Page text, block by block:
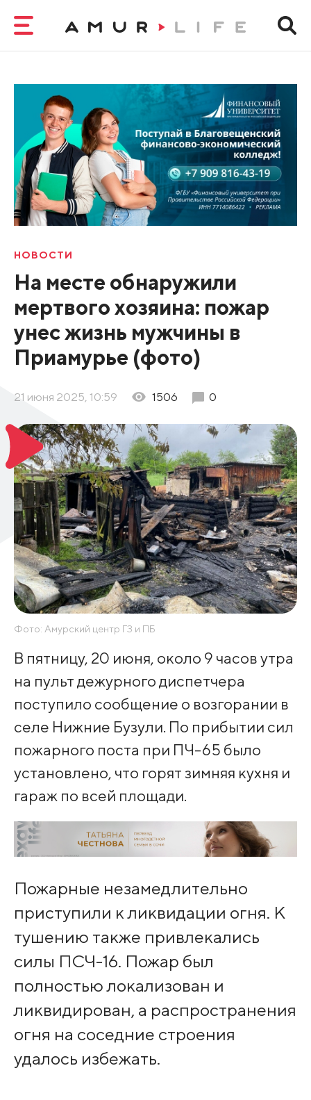
НОВОСТИ
На месте обнаружили
мертвого хозяина: пожар
унес жизнь мужчины в
Приамурье (фото)
21 июня 2025, 10:59 1506 0
Фото: Амурский центр ГЗ и ПБ
В пятницу, 20 июня, около 9 часов утра
на пульт дежурного диспетчера
поступило сообщение о возгорании в
селе Нижние Бузули. По прибытии сил
пожарного поста при ПЧ-65 было
установлено, что горят зимняя кухня и
гараж по всей площади.
Пожарные незамедлительно
приступили к ликвидации огня. К
тушению также привлекались
силы ПСЧ-16. Пожар был
полностью локализован и
ликвидирован, а распространения
огня на соседние строения
удалось избежать.